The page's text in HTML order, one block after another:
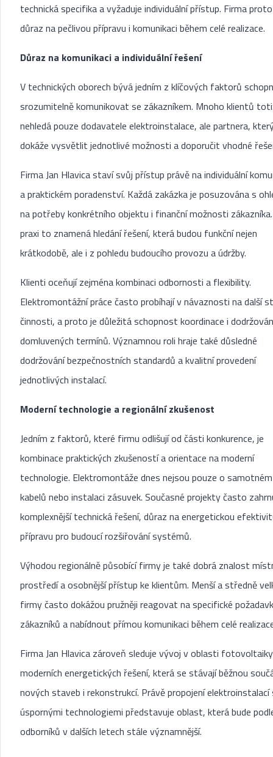
technická specifika a vyžaduje individuální přístup. Firma
důraz na pečlivou přípravu i komunikaci během celé realizace.
Důraz na komunikaci a individuální řešení
V technických oborech bývá jedním z klíčových faktorů
srozumitelně komunikovat se zákazníkem. Mnoho klientů
nehledá pouze dodavatele elektroinstalace, ale partnera,
dokáže vysvětlit jednotlivé možnosti a doporučit vhodné
Firma Jan Hlavica staví svůj přístup právě na individuální
a praktickém poradenství. Každá zakázka je posuzována s
na potřeby konkrétního objektu i finanční možnosti
praxi to znamená hledání řešení, která budou funkční nejen
krátkodobě, ale i z pohledu budoucího provozu a údržby.
Klienti oceňují zejména kombinaci odbornosti a flexibility.
Elektromontážní práce často probíhají v návaznosti na další
činnosti, a proto je důležitá schopnost koordinace i
domluvených termínů. Významnou roli hraje také důsledné
dodržování bezpečnostních standardů a kvalitní provedení
jednotlivých instalací.
Moderní technologie a regionální zkušenost
Jedním z faktorů, které firmu odlišují od části konkurence, je
kombinace praktických zkušeností a orientace na moderní
technologie. Elektromontáže dnes nejsou pouze o
kabelů nebo instalaci zásuvek. Současné projekty často
komplexnější technická řešení, důraz na energetickou
přípravu pro budoucí rozšiřování systémů.
Výhodou regionálně působící firmy je také dobrá znalost
prostředí a osobnější přístup ke klientům. Menší a středně
firmy často dokážou pružněji reagovat na specifické
zákazníků a nabídnout přímou komunikaci během celé
Firma Jan Hlavica zároveň sleduje vývoj v oblasti
moderních energetických řešení, která se stávají běžnou
nových staveb i rekonstrukcí. Právě propojení elektroinstalací
úspornými technologiemi představuje oblast, která bude
odborníků v dalších letech stále významnější.